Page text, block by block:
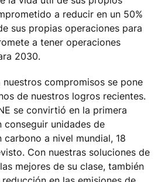
a reducir en un 50%
sus propias operaciones para
a tener operaciones
2030.
compromisos se pone
de nuestros logros recientes.
se convirtió en la primera
conseguir unidades de
a nivel mundial, 18
Con nuestras soluciones de
mejores de su clase, también